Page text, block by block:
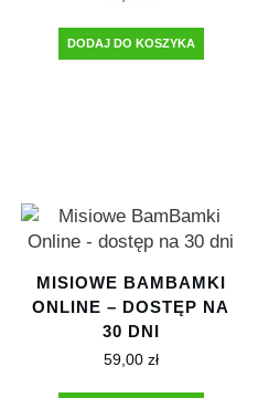
DODAJ DO KOSZYKA
MISIOWE BAMBAMKI
ONLINE – DOSTĘP NA
30 DNI
59,00 zł